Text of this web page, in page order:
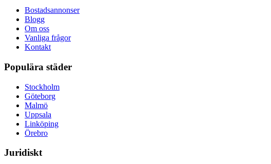
Bostadsannonser
Blogg
Om oss
Vanliga frågor
Kontakt
Populära städer
Stockholm
Göteborg
Malmö
Uppsala
Linköping
Örebro
Juridiskt